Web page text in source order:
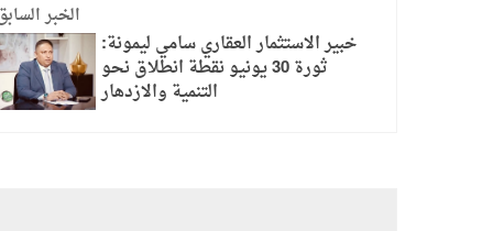
الخبر
خبير الاستثمار العقاري سامي ليمونة:
ثورة 30 يونيو نقطة انطلاق نحو
التنمية والازدهار